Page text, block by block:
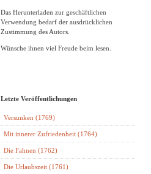
Das Herunterladen zur geschäftlichen
Verwendung bedarf der ausdrücklichen
Zustimmung des Autors.
Wünsche ihnen viel Freude beim lesen.
Letzte Veröffentlichungen
Versunken (1769)
Mit innerer Zufriedenheit (1764)
Die Fahnen (1762)
Die Urlaubszeit (1761)